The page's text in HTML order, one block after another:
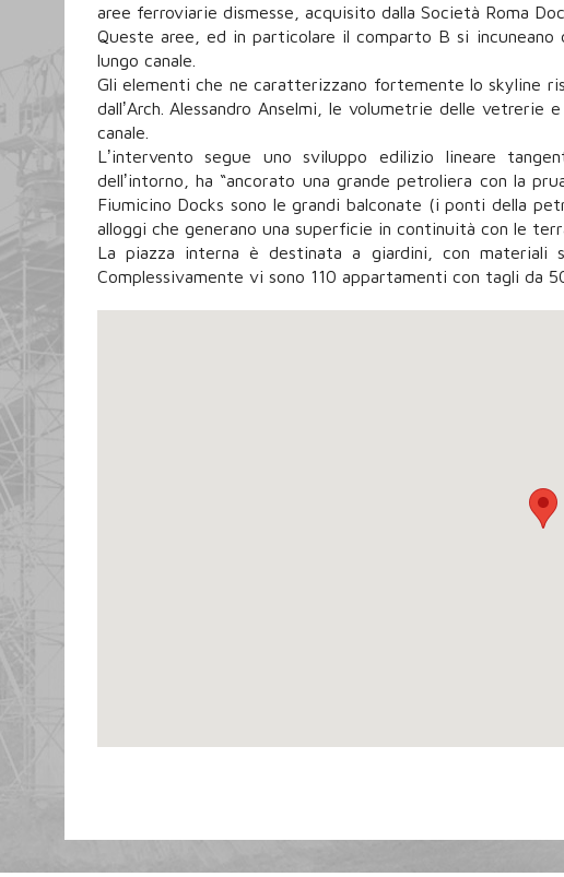
aree ferroviarie dismesse, acquisito dalla Società Roma
Queste aree, ed in particolare il comparto B si
lungo canale.
Gli elementi che ne caratterizzano fortemente lo skyline
dallʼArch. Alessandro Anselmi, le volumetrie delle
canale.
Lʼintervento segue uno sviluppo edilizio lineare
dellʼintorno, ha “ancorato una grande petroliera con la
Fiumicino Docks sono le grandi balconate (i ponti della
alloggi che generano una superficie in continuità con le
La piazza interna è destinata a giardini, con materiali
Complessivamente vi sono 110 appartamenti con tagli da